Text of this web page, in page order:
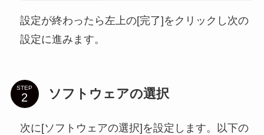
設定が終わったら左上の[完了]をクリックし次の
設定に進みます。
STEP ソフトウェアの選択
次に[ソフトウェアの選択]を設定します。以下の